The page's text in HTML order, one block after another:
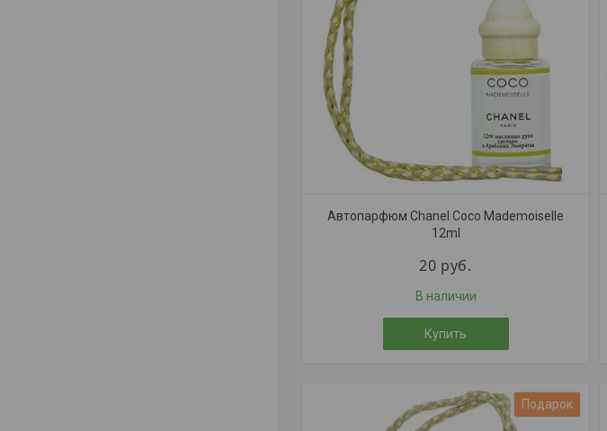
Автопарфюм Chanel Coco Mademoiselle
12ml
20 руб.
В наличии
Купить
Подарок